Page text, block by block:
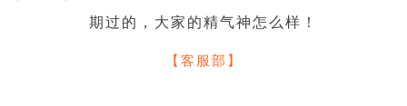
期过的，大家的精气神怎么样！
【客服部】